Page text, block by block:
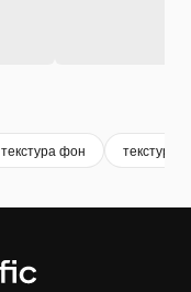
текстура фон текстура